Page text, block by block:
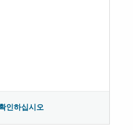
인하십시오